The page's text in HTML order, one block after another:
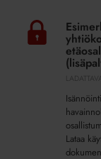
osallistumisesta
varsinaiseen
yhtiökokoukseen:
etäosallistumalla
Lataa